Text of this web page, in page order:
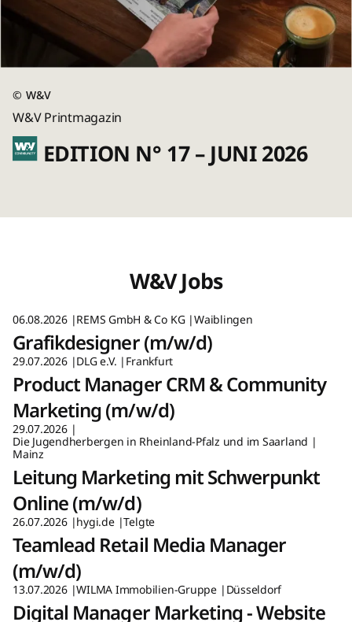
W&V Printmagazin
EDITION N° 17 – JUNI 2026
© W&V
W&V Jobs
06.08.2026 REMS GmbH & Co KG Waiblingen
Grafikdesigner (m/w/d)
29.07.2026 DLG e.V. Frankfurt
Product Manager CRM & Community
Marketing (m/w/d)
29.07.2026
Die Jugendherbergen in Rheinland-Pfalz und im Saarland
Mainz
Leitung Marketing mit Schwerpunkt
Online (m/w/d)
26.07.2026 hygi.de Telgte
Teamlead Retail Media Manager
(m/w/d)
13.07.2026 WILMA Immobilien-Gruppe Düsseldorf
Digital Manager Marketing - Website